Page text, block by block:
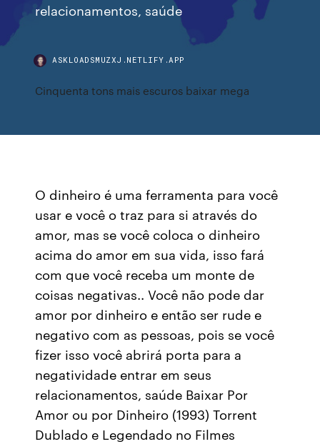
relacionamentos, saúde
ASKLOADSMUZXJ.NETLIFY.APP
Cinquenta tons mais escuros baixar mega
O dinheiro é uma ferramenta para você
usar e você o traz para si através do
amor, mas se você coloca o dinheiro
acima do amor em sua vida, isso fará
com que você receba um monte de
coisas negativas.. Você não pode dar
amor por dinheiro e então ser rude e
negativo com as pessoas, pois se você
fizer isso você abrirá porta para a
negatividade entrar em seus
relacionamentos, saúde Baixar Por
Amor ou por Dinheiro (1993) Torrent
Dublado e Legendado no Filmes